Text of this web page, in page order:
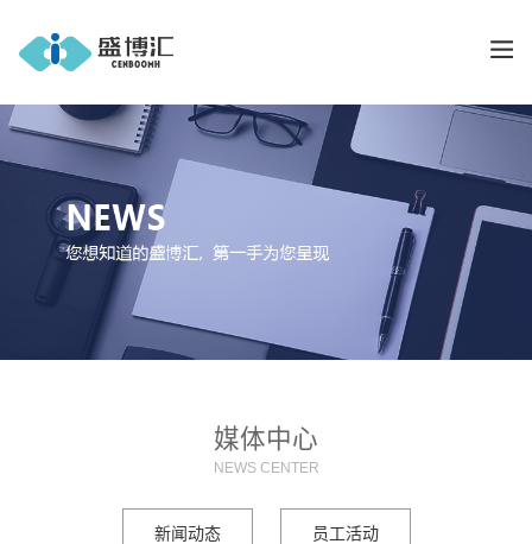
媒体中心
NEWS CENTER
新闻动态 员工活动